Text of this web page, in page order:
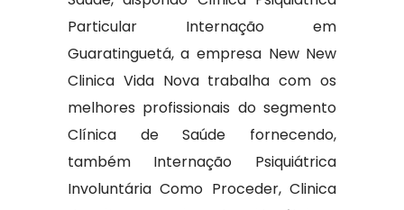
Particular Internação em
Guaratinguetá, a empresa New New
Clinica Vida Nova trabalha com os
melhores profissionais do segmento
Clínica de Saúde fornecendo,
também Internação Psiquiátrica
Involuntária Como Proceder, Clinica